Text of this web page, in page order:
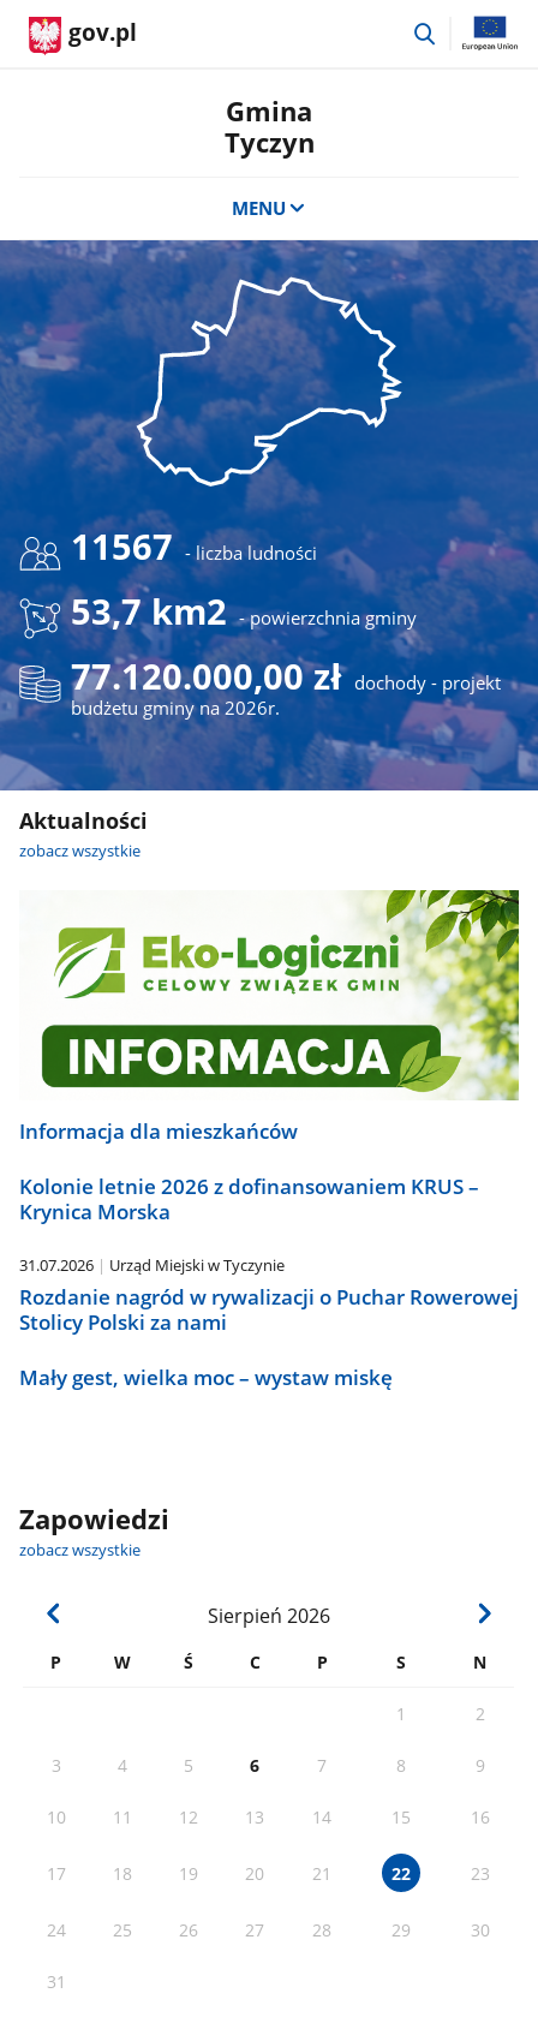
gov.pl
przejdź
Gmina
Tyczyn
MENU
11567 - liczba ludności
53,7 km2 - powierzchnia gminy
77.120.000,00 zł dochody - projekt
budżetu gminy na 2026r.
Aktualności
zobacz wszystkie
Informacja dla mieszkańców
Kolonie letnie 2026 z dofinansowaniem KRUS –
Krynica Morska
31.07.2026 Urząd Miejski w Tyczynie
Rozdanie nagród w rywalizacji o Puchar Rowerowej
Stolicy Polski za nami
Mały gest, wielka moc – wystaw miskę
Zapowiedzi
zobacz wszystkie
Sierpień 2026
P W Ś C P S N
1 2
3 4 5 6 7 8 9
10 11 12 13 14 15 16
17 18 19 20 21 22 23
24 25 26 27 28 29 30
31